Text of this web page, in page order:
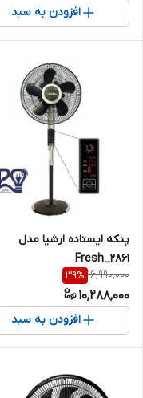
افزودن به سبد
پنکه ایستاده ارشیا مدل
۲۸۶۱_Fresh
16,990,000
39%
10,288,000
افزودن به سبد